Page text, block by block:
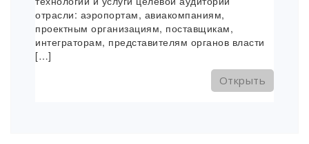
отрасли: аэропортам, авиакомпаниям,
проектным организациям, поставщикам,
интеграторам, представителям органов власти
[…]
Открыть